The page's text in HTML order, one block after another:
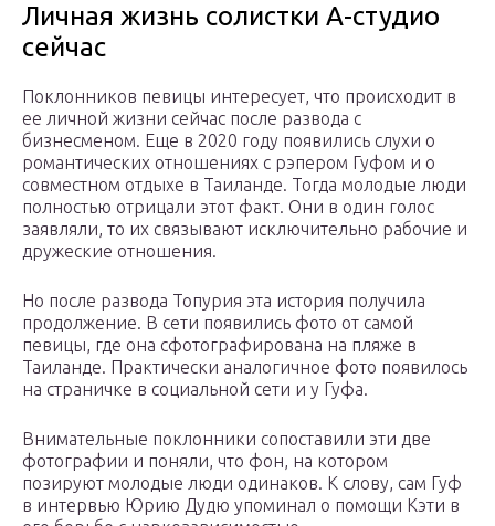
Личная жизнь солистки А-студио
сейчас
Поклонников певицы интересует, что происходит в
ее личной жизни сейчас после развода с
бизнесменом. Еще в 2020 году появились слухи о
романтических отношениях с рэпером Гуфом и о
совместном отдыхе в Таиланде. Тогда молодые люди
полностью отрицали этот факт. Они в один голос
заявляли, то их связывают исключительно рабочие и
дружеские отношения.
Но после развода Топурия эта история получила
продолжение. В сети появились фото от самой
певицы, где она сфотографирована на пляже в
Таиланде. Практически аналогичное фото появилось
на страничке в социальной сети и у Гуфа.
Внимательные поклонники сопоставили эти две
фотографии и поняли, что фон, на котором
позируют молодые люди одинаков. К слову, сам Гуф
в интервью Юрию Дудю упоминал о помощи Кэти в